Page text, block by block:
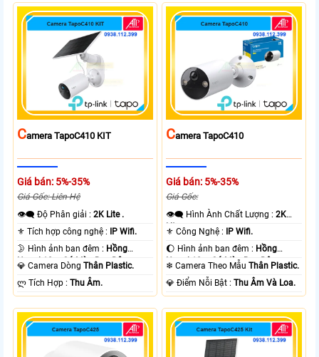
CAmera TapoC410 KIT
Giá bán: 5%-35%
Giá Gốc: Liên Hệ
👁️‍🗨 Độ Phân giải :2K Lite .
⚜️ Tích hợp công nghệ :
IP Wifi.
🌛 Hình ảnh ban đêm : Hồng
Ngoại 10m Có Màu Ban Ðêm.
💎 Camera DòngThân Plastic.
️ლ Tích Hợp :Thu Âm.
CAmera TapoC410
Giá bán: 5%-35%
Giá Gốc:
👁️‍🗨 Hình Ành Chất Lượng :2K
Lite .
⚜️ Công Nghệ :
IP Wifi.
🌔 Hình ảnh ban đêm : Hồng
Ngoại 10m Có Màu Ban Ðêm.
❄ Camera Theo MẫuThân Plastic.
️💎 Điểm Nỗi Bật :Thu Âm Và Loa.